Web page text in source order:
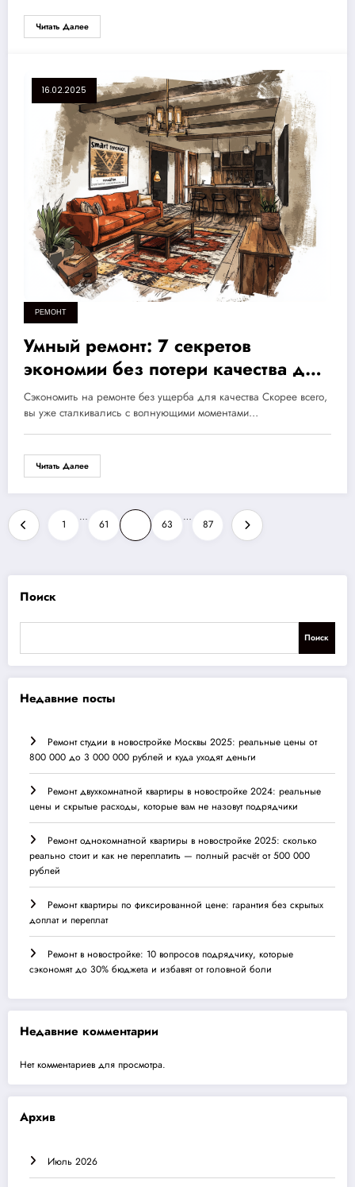
Читать Далее
16.02.2025
РЕМОНТ
Умный ремонт: 7 секретов
экономии без потери качества для
создания уютного интерьера
Сэкономить на ремонте без ущерба для качества Скорее всего,
вы уже сталкивались с волнующими моментами…
Читать Далее
Пагинация
записей
1
…
61 63
…
87
Поиск
Поиск
Недавние посты
Ремонт студии в новостройке Москвы 2025: реальные цены от
800 000 до 3 000 000 рублей и куда уходят деньги
Ремонт двухкомнатной квартиры в новостройке 2024: реальные
цены и скрытые расходы, которые вам не назовут подрядчики
Ремонт однокомнатной квартиры в новостройке 2025: сколько
реально стоит и как не переплатить — полный расчёт от 500 000
рублей
Ремонт квартиры по фиксированной цене: гарантия без скрытых
доплат и переплат
Ремонт в новостройке: 10 вопросов подрядчику, которые
сэкономят до 30% бюджета и избавят от головной боли
Недавние комментарии
Нет комментариев для просмотра.
Архив
Июль 2026